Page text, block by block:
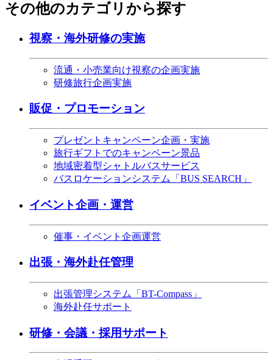
その他のカテゴリから探す
視察・海外研修の実施
流通・小売業向け視察の企画実施
研修旅行企画実施
販促・プロモーション
プレゼントキャンペーン企画・実施
旅行ギフトでのキャンペーン景品
地域密着型シャトルバスサービス
バスロケーションシステム「BUS SEARCH」
イベント企画・運営
催事・イベント企画運営
出張・海外赴任管理
出張管理システム「BT-Compass」
海外赴任サポート
研修・会議・採用サポート